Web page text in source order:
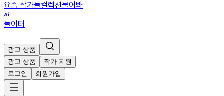
요즘 작가들컬렉션물어봐
놀이터
광고 상품
광고 상품
작가 지원
로그인
회원가입